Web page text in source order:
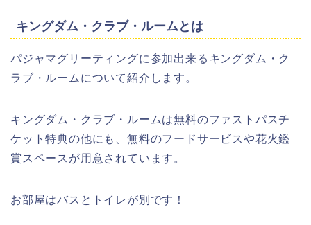
キングダム・クラブ・ルームとは
パジャマグリーティングに参加出来るキングダム・ク
ラブ・ルームについて紹介します。
キングダム・クラブ・ルームは無料のファストパスチ
ケット特典の他にも、無料のフードサービスや花火鑑
賞スペースが用意されています。
お部屋はバスとトイレが別です！